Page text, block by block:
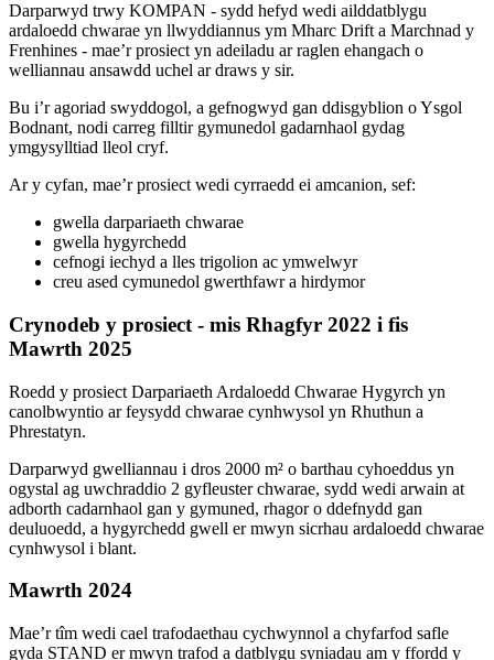
Darparwyd trwy KOMPAN - sydd hefyd wedi ailddatblygu
ardaloedd chwarae yn llwyddiannus ym Mharc Drift a Marchnad y
Frenhines - mae’r prosiect yn adeiladu ar raglen ehangach o
welliannau ansawdd uchel ar draws y sir.
Bu i’r agoriad swyddogol, a gefnogwyd gan ddisgyblion o Ysgol
Bodnant, nodi carreg filltir gymunedol gadarnhaol gydag
ymgysylltiad lleol cryf.
Ar y cyfan, mae’r prosiect wedi cyrraedd ei amcanion, sef:
gwella darpariaeth chwarae
gwella hygyrchedd
cefnogi iechyd a lles trigolion ac ymwelwyr
creu ased cymunedol gwerthfawr a hirdymor
Crynodeb y prosiect - mis Rhagfyr 2022 i fis
Mawrth 2025
Roedd y prosiect Darpariaeth Ardaloedd Chwarae Hygyrch yn
canolbwyntio ar feysydd chwarae cynhwysol yn Rhuthun a
Phrestatyn.
Darparwyd gwelliannau i dros 2000 m² o barthau cyhoeddus yn
ogystal ag uwchraddio 2 gyfleuster chwarae, sydd wedi arwain at
adborth cadarnhaol gan y gymuned, rhagor o ddefnydd gan
deuluoedd, a hygyrchedd gwell er mwyn sicrhau ardaloedd chwarae
cynhwysol i blant.
Mawrth 2024
Mae’r tîm wedi cael trafodaethau cychwynnol a chyfarfod safle
gyda STAND er mwyn trafod a datblygu syniadau am y ffordd y